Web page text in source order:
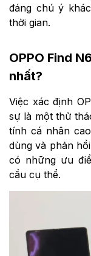
đáng chú ý
thời gian.
OPPO Find
nhất?
Việc xác định
sự là một thử
tính cá nhân
dùng và phản
có những ưu
cầu cụ thể.